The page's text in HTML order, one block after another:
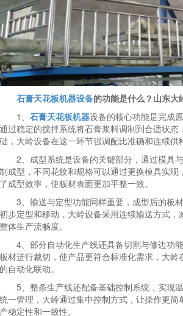
石膏天花板机器设备的功能是什么？山东大
1、石膏天花板机器设备的核心功能是完成
通过稳定的搅拌系统将石膏浆料调制到合适状态
础，大岭设备在这一环节强调配比准确和连续供
2、成型系统是设备的关键部分，通过模具
制成型，不同花纹和规格可以通过更换模具实现
了成型效率，使板材表面更加平整一致。
3、输送与定型功能同样重要，成型后的板
初步定型和移动，大岭设备采用连续输送方式，
整体生产流畅度。
4、部分自动化生产线还具备切割与修边功
板材进行裁切，使产品更符合标准化需求，大岭
的自动化联动。
5、整条生产线还配备基础控制系统，实现
统一管理，大岭通过集中控制方式，让操作更简
产稳定性和一致性。